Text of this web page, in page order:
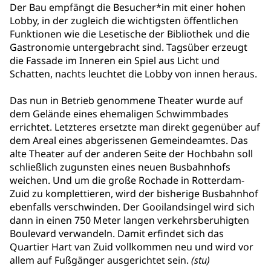
Der Bau empfängt die Besucher*in mit einer hohen
Lobby, in der zugleich die wichtigsten öffentlichen
Funktionen wie die Lesetische der Bibliothek und die
Gastronomie untergebracht sind. Tagsüber erzeugt
die Fassade im Inneren ein Spiel aus Licht und
Schatten, nachts leuchtet die Lobby von innen heraus.
Das nun in Betrieb genommene Theater wurde auf
dem Gelände eines ehemaligen Schwimmbades
errichtet. Letzteres ersetzte man direkt gegenüber auf
dem Areal eines abgerissenen Gemeindeamtes. Das
alte Theater auf der anderen Seite der Hochbahn soll
schließlich zugunsten eines neuen Busbahnhofs
weichen. Und um die große Rochade in Rotterdam-
Zuid zu komplettieren, wird der bisherige Busbahnhof
ebenfalls verschwinden. Der Gooilandsingel wird sich
dann in einen 750 Meter langen verkehrsberuhigten
Boulevard verwandeln. Damit erfindet sich das
Quartier Hart van Zuid vollkommen neu und wird vor
allem auf Fußgänger ausgerichtet sein. (stu)